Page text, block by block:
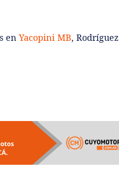
en Yacopini MB, Rodríguez